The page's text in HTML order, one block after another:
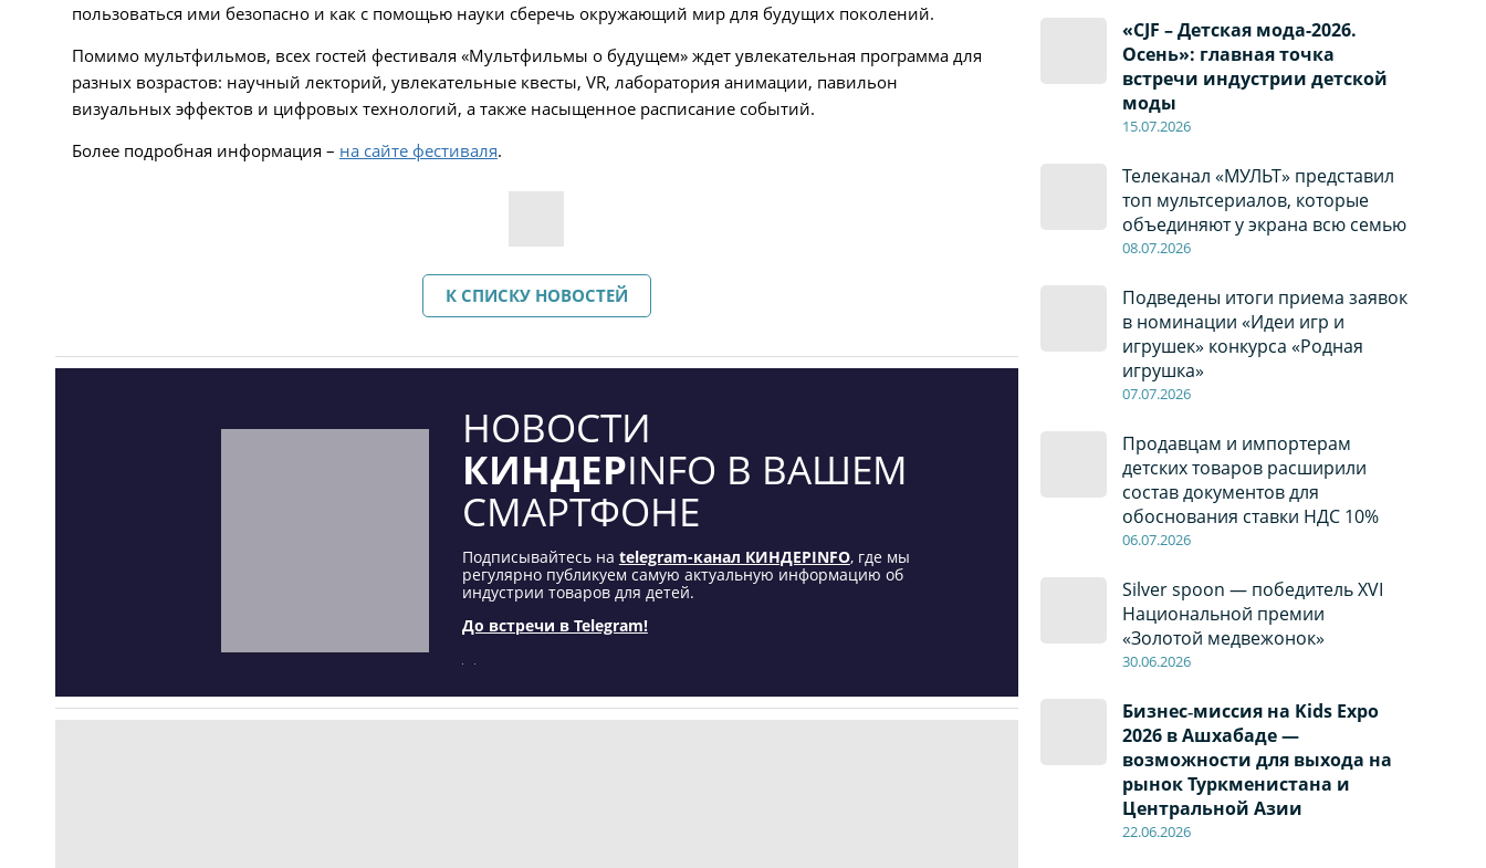
«CJF – Детская мода-2026.
Осень»: главная точка
встречи индустрии детской
моды
15.07.2026
Телеканал «МУЛЬТ» представил
топ мультсериалов, которые
объединяют у экрана всю семью
08.07.2026
Подведены итоги приема заявок
в номинации «Идеи игр и
игрушек» конкурса «Родная
игрушка»
07.07.2026
Продавцам и импортерам
детских товаров расширили
состав документов для
обоснования ставки НДС 10%
06.07.2026
Silver spoon — победитель XVI
Национальной премии
«Золотой медвежонок»
30.06.2026
Бизнес‑миссия на Kids Expo
2026 в Ашхабаде —
возможности для выхода на
рынок Туркменистана и
Центральной Азии
22.06.2026
пользоваться ими безопасно и как с помощью науки сберечь окружающий мир для будущих поколений.
Помимо мультфильмов, всех гостей фестиваля «Мультфильмы о будущем» ждет увлекательная программа для
разных возрастов: научный лекторий, увлекательные квесты, VR, лаборатория анимации, павильон
визуальных эффектов и цифровых технологий, а также насыщенное расписание событий.
Более подробная информация – на сайте фестиваля.
К СПИСКУ НОВОСТЕЙ
НОВОСТИ
КИНДЕРINFO В ВАШЕМ
СМАРТФОНЕ
Подписывайтесь на telegram-канал КИНДЕРINFO, где мы
регулярно публикуем самую актуальную информацию об
индустрии товаров для детей.
До встречи в Telegram!